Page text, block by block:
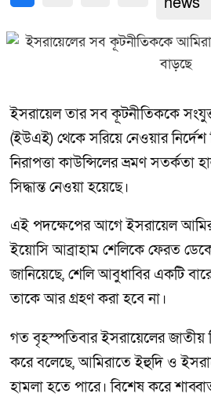
ইসরায়েল তার সব কূটনীতিককে
(ইউএই) থেকে সরিয়ে নেওয়ার নির্দেশ
নিরাপত্তা কাউন্সিলের ভ্রমণ সতর্কতা
সিদ্ধান্ত নেওয়া হয়েছে।
এই পদক্ষেপের আগে ইসরায়েল
ইয়োসি আব্রাহাম শেলিকে ফেরত
জানিয়েছে, শেলি আবুধাবির একটি
তাকে আর গ্রহণ করা হবে না।
গত বৃহস্পতিবার ইসরায়েলের জাতীয়
করে বলেছে, আমিরাতে ইহুদি ও
হামলা হতে পারে। বিশেষ করে